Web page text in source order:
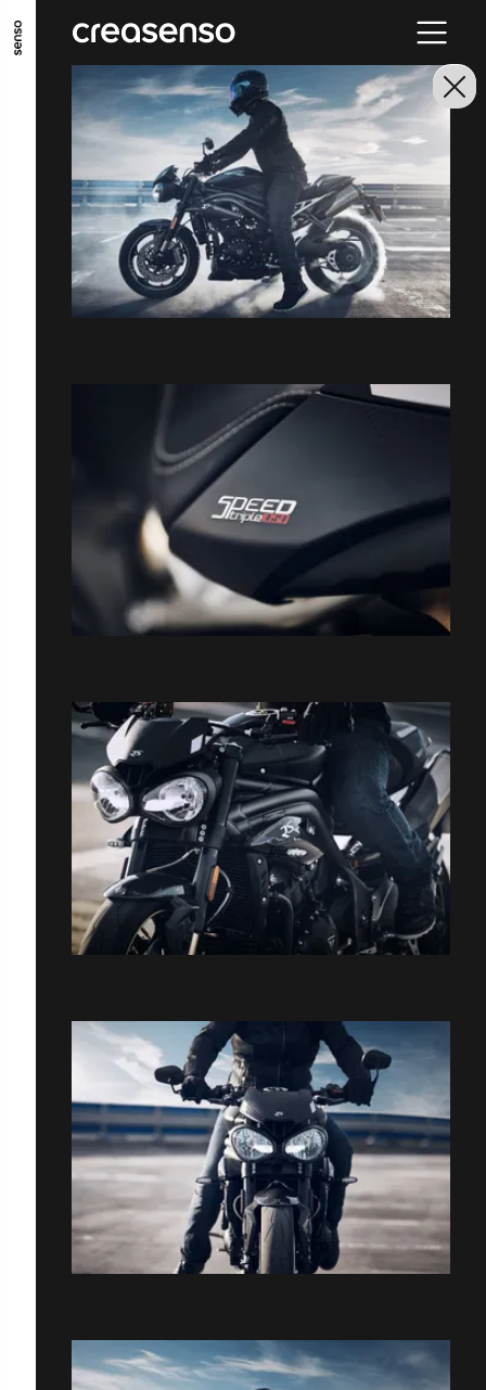
ALLER AU CONTENU PRINCIPAL
ALLER AU MENU PRINCIPAL
ALLER EN BAS DE PAGE